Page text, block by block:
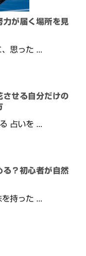
力が届く場所を見
思った ...
させる自分だけの
占いを ...
る？初心者が自然
持った ...